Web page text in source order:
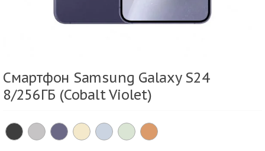
Смартфон Samsung Galaxy S24
8/256ГБ (Cobalt Violet)